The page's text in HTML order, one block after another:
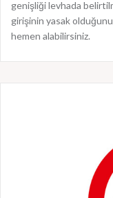
genişliği levhada
girişinin yasak
hemen alabilirsiniz.